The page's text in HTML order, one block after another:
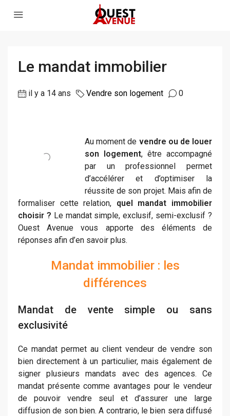
Le mandat immobilier
il y a 14 ans Vendre son logement 0
Au moment de vendre ou de louer
son logement, être accompagné
par un professionnel permet
d’accélérer et d’optimiser la
réussite de son projet. Mais afin de
formaliser cette relation, quel mandat immobilier
choisir ? Le mandat simple, exclusif, semi-exclusif ?
Ouest Avenue vous apporte des éléments de
réponses afin d’en savoir plus.
Mandat immobilier : les
différences
Mandat de vente simple ou sans
exclusivité
Ce mandat permet au client vendeur de vendre son
bien directement à un particulier, mais également de
signer plusieurs mandats avec des agences. Ce
mandat présente comme avantages pour le vendeur
de pouvoir vendre seul et d’assurer une large
diffusion de son bien. A contrario, le bien sera diffusé